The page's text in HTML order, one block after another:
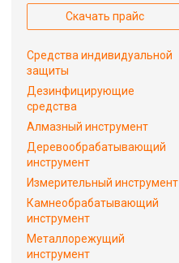
Скачать прайс
Средства индивидуальной
защиты
Дезинфицирующие
средства
Алмазный инструмент
Деревообрабатывающий
инструмент
Измерительный инструмент
Камнеобрабатывающий
инструмент
Металлорежущий
инструмент